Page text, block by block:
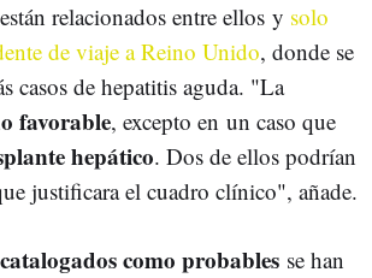
relacionados entre ellos y solo
de viaje a Reino Unido, donde se
casos de hepatitis aguda. "La
favorable, excepto en un caso que
hepático. Dos de ellos podrían
justificara el cuadro clínico", añade.
como probables se han